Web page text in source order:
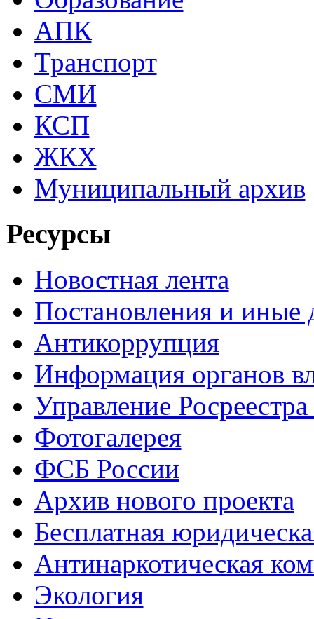
АПК
Транспорт
СМИ
КСП
ЖКХ
Муниципальный архив
Ресурсы
Новостная лента
Постановления и иные
Антикоррупция
Информация органов
Управление
Фотогалерея
ФСБ России
Архив нового проекта
Бесплатная
Антинаркотическая
Экология